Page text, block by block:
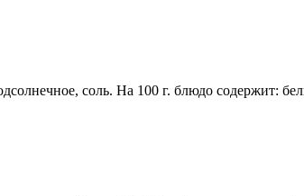
соль. На 100 г. блюдо содержит: